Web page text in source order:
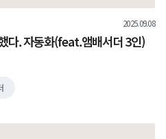
2025.09.08
다. 자동화(feat.앰배서더 3인)